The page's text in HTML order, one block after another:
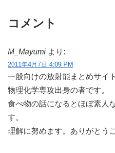
コメント
M_Mayumi より:
2011年4月7日 4:09 PM
一般向けの放射能まとめサイ
物理化学専攻出身の者です。
食べ物の話になるとほぼ素人
す。
理解に努めます。ありがとう